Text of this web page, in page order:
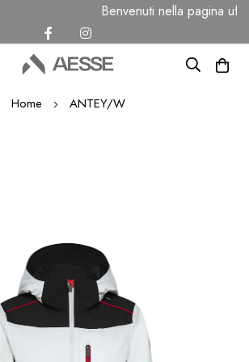
Benvenuti nella pagina
Home ANTEY/W